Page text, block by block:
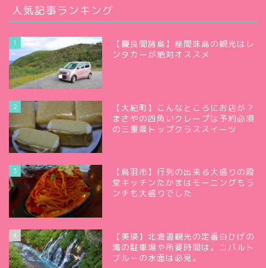
人気記事ランキング
1
【慶良間諸島】座間味島の観光はレ
ンタカーが絶対オススメ
2
【大紀町】こんなところにお店が？
まさやの四角いクレープは予約必須
の三重県トップクラススイーツ
3
【鳥羽市】行列の出来る大盛りの殿
堂キッチンたかまはモーニングもラ
ンチも大盛りでした
4
【美瑛】北海道観光の定番白ひげの
滝の駐車場や所要時間は。コバルト
ブルーの水面は必見。